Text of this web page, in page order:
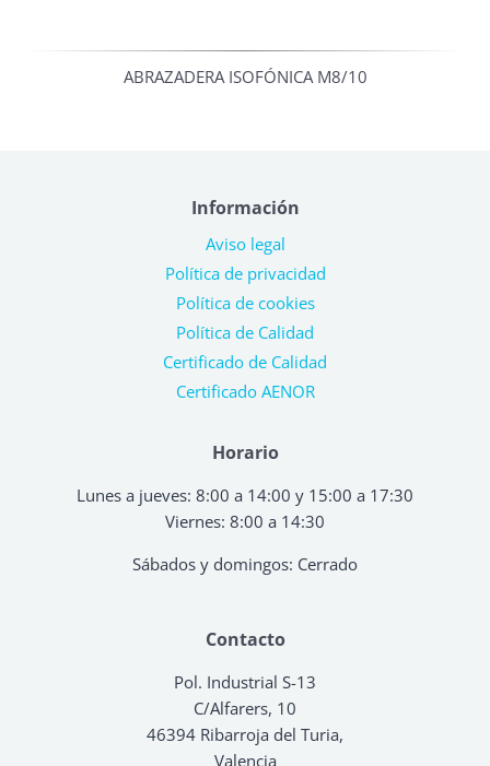
ABRAZADERA ISOFÓNICA M8/10
Contacto
Pol. Industrial S-13
C/Alfarers, 10
46394 Ribarroja del Turia,
Valencia
Horario
Lunes a jueves: 8:00 a 14:00 y 15:00 a 17:30
Viernes: 8:00 a 14:30
Sábados y domingos: Cerrado
Información
Aviso legal
Política de privacidad
Política de cookies
Política de Calidad
Certificado de Calidad
Certificado AENOR